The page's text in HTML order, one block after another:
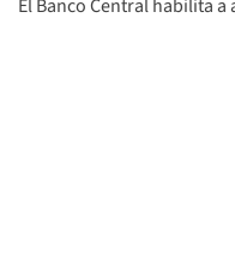
El Banco Central habilita